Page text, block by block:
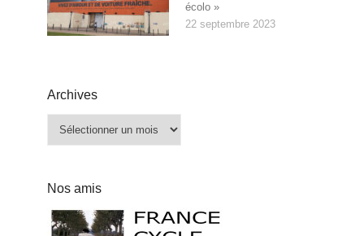
écolo »
22 septembre 2023
Archives
Archives
Nos amis